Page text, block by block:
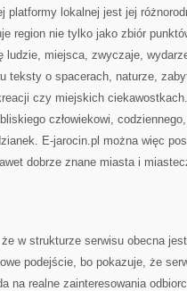
platformy lokalnej jest jej
region nie tylko jako zbiór
miejsca, zwyczaje,
teksty o spacerach, naturze,
czy miejskich
człowiekowi,
E-jarocin.pl można więc
dobrze znane miasta i
w strukturze serwisu obecna
podejście, bo pokazuje, że
na realne zainteresowania